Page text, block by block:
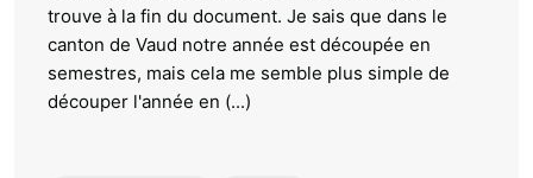
trouve à la fin du document. Je sais que dans le
canton de Vaud notre année est découpée en
semestres, mais cela me semble plus simple de
découper l'année en (...)